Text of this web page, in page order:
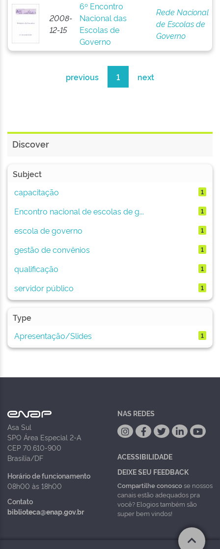
2008-
12-15
6º Encontro
Nacional das
Escolas de
Governo
Rede Nacional
de Escolas de
Governo
previous 1 next
Discover
Subject
capacitação
1
Encontro nacional de escolas de g... 1
escola de governo 1
gestão de convênios 1
qualificação 1
servidor público 1
Type
Apresentação/Slides
1
Asa Sul
SPO Área Especial 2-A
CEP 70.610-900
Brasília/DF
Horário de funcionamento
08h00 às 18h00
Contato
biblioteca@enap.gov.br
NAS REDES
ACESSIBILIDADE
DEIXE SEU FEEDBACK
Compartilhe conoscose nossos
canais estão adequados pra
você? Elogios também são
super bem vindos!